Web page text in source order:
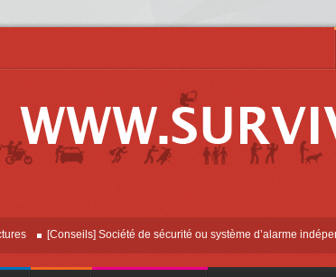
[Conseils] Société de sécurité ou système d’alarme indépendant ?